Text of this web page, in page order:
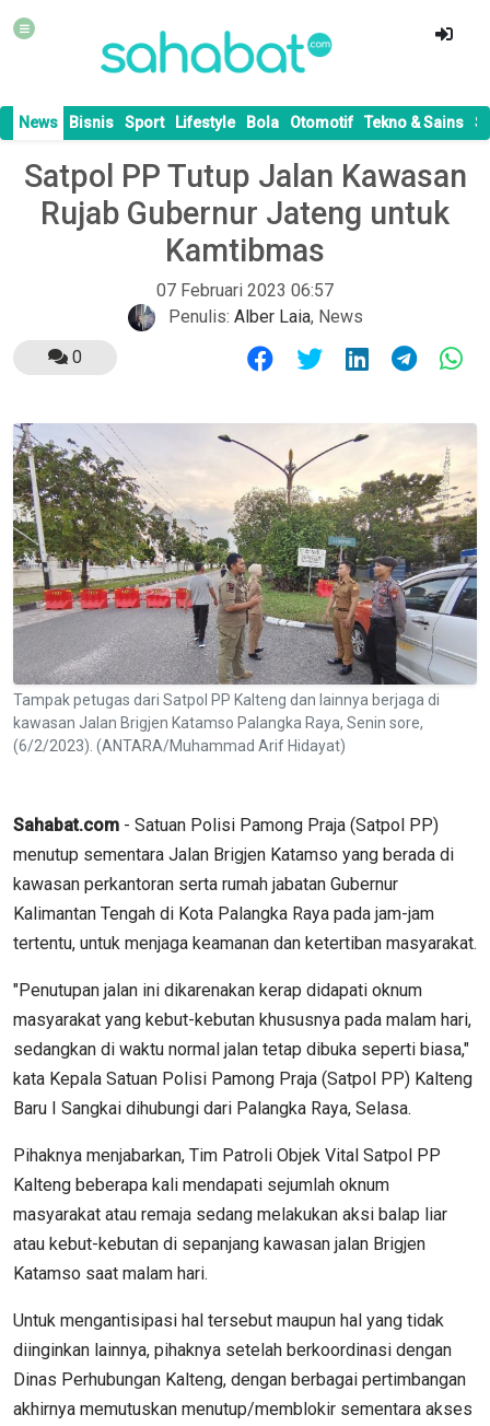
News Bisnis Sport Lifestyle Bola Otomotif Tekno & Sains
Satpol PP Tutup Jalan Kawasan
Rujab Gubernur Jateng untuk
Kamtibmas
07 Februari 2023 06:57
Penulis: Alber Laia, News
0
Tampak petugas dari Satpol PP Kalteng dan lainnya berjaga di
kawasan Jalan Brigjen Katamso Palangka Raya, Senin sore,
(6/2/2023). (ANTARA/Muhammad Arif Hidayat)
Sahabat.com - Satuan Polisi Pamong Praja (Satpol PP)
menutup sementara Jalan Brigjen Katamso yang berada di
kawasan perkantoran serta rumah jabatan Gubernur
Kalimantan Tengah di Kota Palangka Raya pada jam-jam
tertentu, untuk menjaga keamanan dan ketertiban masyarakat.
"Penutupan jalan ini dikarenakan kerap didapati oknum
masyarakat yang kebut-kebutan khususnya pada malam hari,
sedangkan di waktu normal jalan tetap dibuka seperti biasa,"
kata Kepala Satuan Polisi Pamong Praja (Satpol PP) Kalteng
Baru I Sangkai dihubungi dari Palangka Raya, Selasa.
Pihaknya menjabarkan, Tim Patroli Objek Vital Satpol PP
Kalteng beberapa kali mendapati sejumlah oknum
masyarakat atau remaja sedang melakukan aksi balap liar
atau kebut-kebutan di sepanjang kawasan jalan Brigjen
Katamso saat malam hari.
Untuk mengantisipasi hal tersebut maupun hal yang tidak
diinginkan lainnya, pihaknya setelah berkoordinasi dengan
Dinas Perhubungan Kalteng, dengan berbagai pertimbangan
akhirnya memutuskan menutup/memblokir sementara akses